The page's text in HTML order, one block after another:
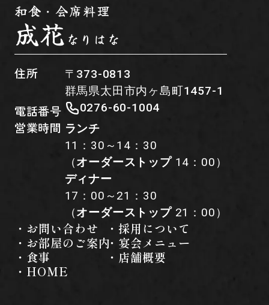
和食・会席料理
成花 なりはな
住所
〒373-0813
群馬県太田市内ヶ島町1457-1
電話番号 0276-60-1004
営業時間 ランチ
11：30～14：30
（オーダーストップ14：00）
ディナー
17：00～21：30
（オーダーストップ21：00）
・お問い合わせ
・採用について
・お部屋のご案内・宴会メニュー
・食事
・店舗概要
・HOME